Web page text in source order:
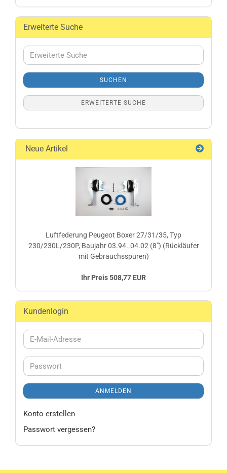
Erweiterte Suche
Erweiterte
Suche
SUCHEN
ERWEITERTE SUCHE
Neue Artikel
Luftfederung Peugeot Boxer 27/31/35, Typ
230/230L/230P, Baujahr 03.94..04.02 (8") (Rückläufer
mit Gebrauchsspuren)
Ihr Preis 508,77 EUR
Kundenlogin
E-
Mail-
Passwort
ANMELDEN
Konto erstellen
Passwort vergessen?